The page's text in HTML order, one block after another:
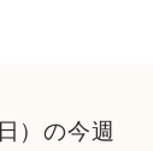
）の今週